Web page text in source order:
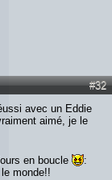
#32
avec un Eddie
aimé, je le
en boucle
:
monde!!